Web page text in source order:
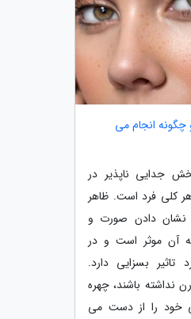
انجام می
جدایی ناپذیر در
کلی فرد است. ظاهر
نشان دادن صورت و
آن موثر است و در
تاثیر بسزایی دارد.
نداشته باشند، چهره
خود را از دست می